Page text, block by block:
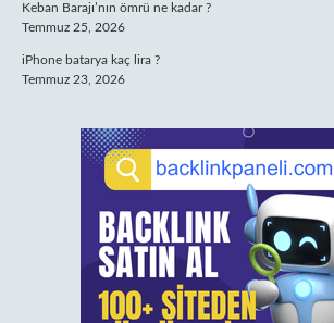
Keban Barajı’nın ömrü ne kadar ?
Temmuz 25, 2026
iPhone batarya kaç lira ?
Temmuz 23, 2026